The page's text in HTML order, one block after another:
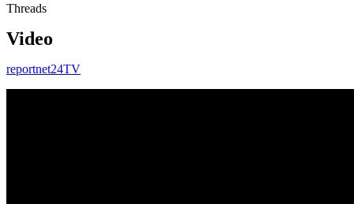
Threads
Video
reportnet24TV